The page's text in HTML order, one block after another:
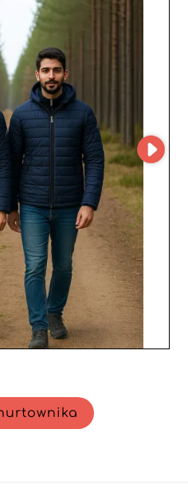
terminów dostaw oraz w
magazynowych, co
nawet w okresach
z Raiber
wiele
ceny, które optymalizują
rosnąca różnorodność
dostosowywać kolekcje do
co przekłada